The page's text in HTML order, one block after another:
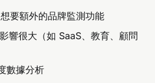
要額外的品牌監測功能
響很大（如 SaaS、教育、顧問
數據分析